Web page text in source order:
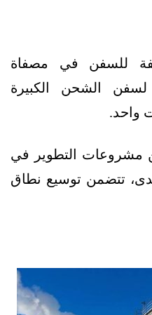
4 أرصفة للسفن في مصفاة
الشحن الكبيرة
واحد.
مشروعات التطوير في
تتضمن توسيع نطاق